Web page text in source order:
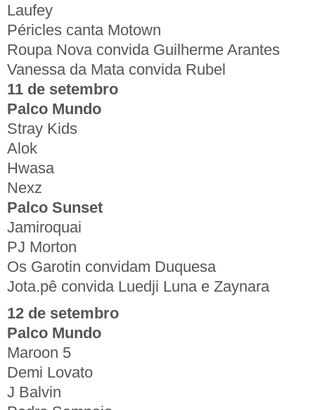
Laufey
Péricles canta Motown
Roupa Nova convida Guilherme Arantes
Vanessa da Mata convida Rubel
11 de setembro
Palco Mundo
Stray Kids
Alok
Hwasa
Nexz
Palco Sunset
Jamiroquai
PJ Morton
Os Garotin convidam Duquesa
Jota.pê convida Luedji Luna e Zaynara
12 de setembro
Palco Mundo
Maroon 5
Demi Lovato
J Balvin